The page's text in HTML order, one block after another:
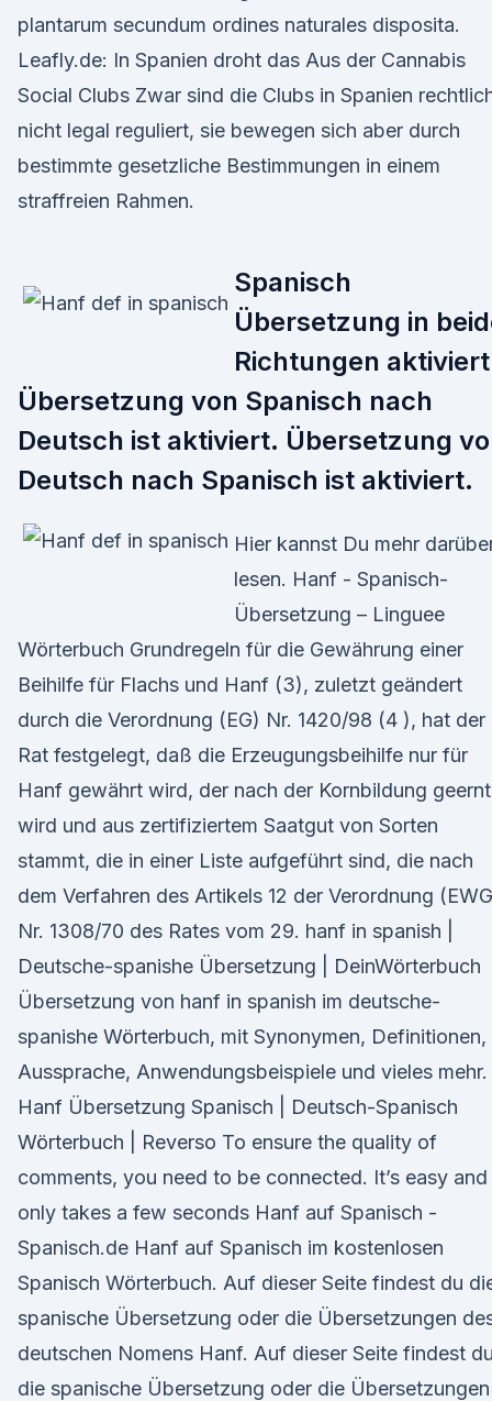
plantarum secundum ordines naturales disposita.
Leafly.de: In Spanien droht das Aus der Cannabis
Social Clubs Zwar sind die Clubs in Spanien
nicht legal reguliert, sie bewegen sich aber durch
bestimmte gesetzliche Bestimmungen in einem
straffreien Rahmen.
Spanisch
Übersetzung in
Richtungen aktiviert
Übersetzung von Spanisch nach
Deutsch ist aktiviert. Übersetzung
Deutsch nach Spanisch ist aktiviert.
Hier kannst Du mehr
lesen. Hanf - Spanisch-
Übersetzung – Linguee
Wörterbuch Grundregeln für die Gewährung einer
Beihilfe für Flachs und Hanf (3), zuletzt geändert
durch die Verordnung (EG) Nr. 1420/98 (4 ), hat der
Rat festgelegt, daß die Erzeugungsbeihilfe nur für
Hanf gewährt wird, der nach der Kornbildung
wird und aus zertifiziertem Saatgut von Sorten
stammt, die in einer Liste aufgeführt sind, die nach
dem Verfahren des Artikels 12 der Verordnung
Nr. 1308/70 des Rates vom 29. hanf in spanish |
Deutsche-spanishe Übersetzung | DeinWörterbuch
Übersetzung von hanf in spanish im deutsche-
spanishe Wörterbuch, mit Synonymen, Definitionen,
Aussprache, Anwendungsbeispiele und vieles mehr.
Hanf Übersetzung Spanisch | Deutsch-Spanisch
Wörterbuch | Reverso To ensure the quality of
comments, you need to be connected. It’s easy and
only takes a few seconds Hanf auf Spanisch -
Spanisch.de Hanf auf Spanisch im kostenlosen
Spanisch Wörterbuch. Auf dieser Seite findest du
spanische Übersetzung oder die Übersetzungen
deutschen Nomens Hanf. Auf dieser Seite findest du
die spanische Übersetzung oder die Übersetzungen